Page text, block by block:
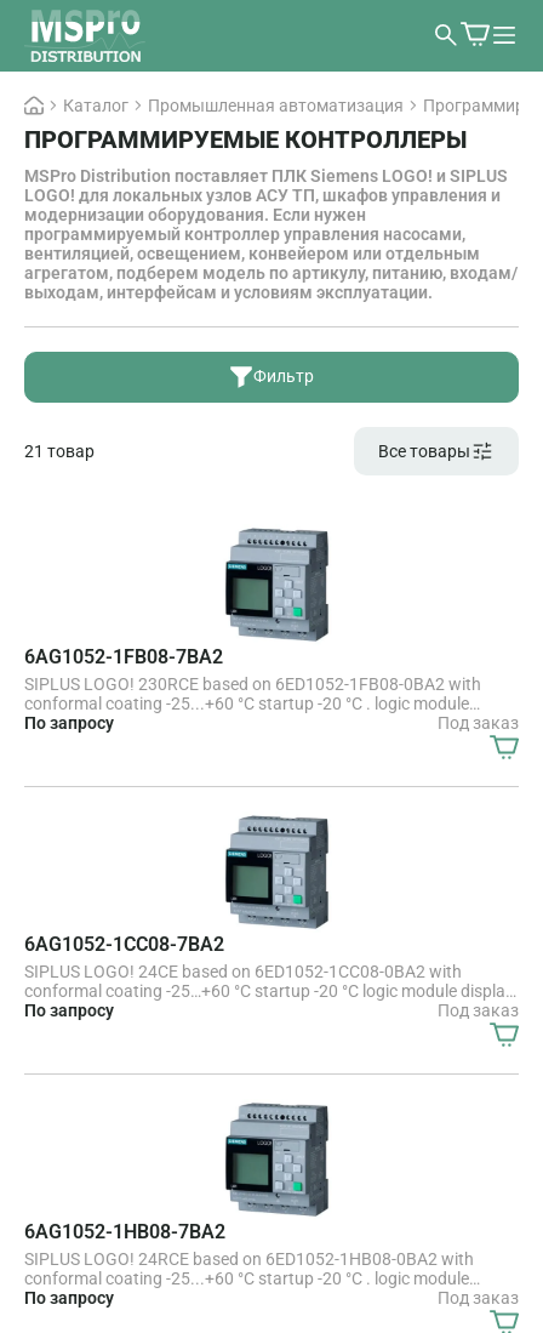
Каталог Промышленная автоматизация
ПРОГРАММИРУЕМЫЕ КОНТРОЛЛЕРЫ
MSPro Distribution поставляет ПЛК Siemens LOGO! и SIPLUS
LOGO! для локальных узлов АСУ ТП, шкафов управления и
модернизации оборудования. Если нужен
программируемый контроллер управления насосами,
вентиляцией, освещением, конвейером или отдельным
агрегатом, подберем модель по артикулу, питанию, входам/
выходам, интерфейсам и условиям эксплуатации.
Фильтр
21 товар Все товары
6AG1052-1FB08-7BA2
SIPLUS LOGO! 230RCE based on 6ED1052-1FB08-0BA2 with
conformal coating -25...+60 °C startup -20 °C . logic module
display power supply / I/O 115 V/230 V/relay, 8 DI/4 DO memory
400 blocks, modularly expandable, Ethernet integrated web server,
По запросу Под заказ
6AG1052-1CC08-7BA2
SIPLUS LOGO! 24CE based on 6ED1052-1CC08-0BA2 with
conformal coating -25…+60 °C startup -20 °C logic module display
power supply / I/O: 24 V/24 V/24 V trans., 8 DI (4 AI)/4 DO,
memory 400 blocks, modularly expandable, Ethernet integrated
По запросу Под заказ
6AG1052-1HB08-7BA2
SIPLUS LOGO! 24RCE based on 6ED1052-1HB08-0BA2 with
conformal coating -25...+60 °C startup -20 °C . logic module
display power supply / I/O 24 V 24 V AC/DC/relay, 8 DI/4 DO,
memory 400 blocks, modularly expandable, Ethernet integrated
По запросу Под заказ